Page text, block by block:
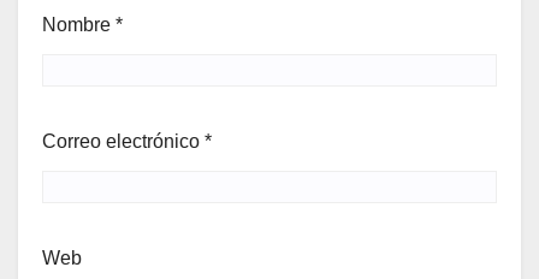
Nombre *
Correo electrónico *
Web